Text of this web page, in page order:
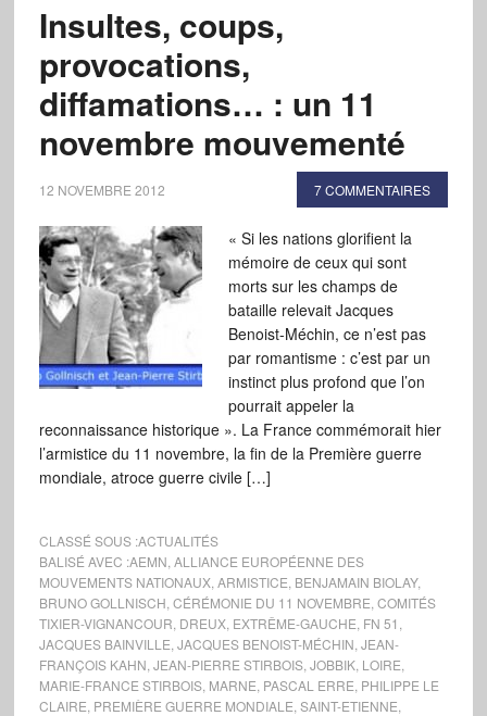
Insultes, coups,
provocations,
diffamations… : un 11
novembre mouvementé
12 NOVEMBRE 2012 7 COMMENTAIRES
« Si les nations glorifient la
mémoire de ceux qui sont
morts sur les champs de
bataille relevait Jacques
Benoist-Méchin, ce n’est pas
par romantisme : c’est par un
instinct plus profond que l’on
pourrait appeler la
reconnaissance historique ». La France commémorait hier
l’armistice du 11 novembre, la fin de la Première guerre
mondiale, atroce guerre civile […]
CLASSÉ SOUS :ACTUALITÉS
BALISÉ AVEC :AEMN ALLIANCE EUROPÉENNE DES
MOUVEMENTS NATIONAUX, ARMISTICE BENJAMAIN BIOLAY,
BRUNO GOLLNISCH CÉRÉMONIE DU 11 NOVEMBRE COMITÉS
TIXIER-VIGNANCOUR DREUX, EXTRÊME-GAUCHE FN 51
JACQUES BAINVILLE JACQUES BENOIST-MÉCHIN JEAN-
FRANÇOIS KAHN JEAN-PIERRE STIRBOIS, JOBBIK, LOIRE
MARIE-FRANCE STIRBOIS, MARNE PASCAL ERRE PHILIPPE LE
CLAIRE PREMIÈRE GUERRE MONDIALE SAINT-ETIENNE